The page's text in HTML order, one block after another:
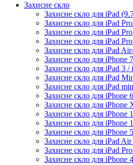
Захисне скло
Захисне скло для iPad
Захисне скло для iPad
Захисне скло для iPad
Захисне скло для iPad
Захисне скло для iPad
Захисне скло для iPhone
Захисне скло для iPad 3 /
Захисне скло для iPad
Захисне скло для iPad
Захисне скло для iPhone
Захисне скло для
Захисне скло для iPhone
Захисне скло для iPhone
Захисне скло для iPhone
Захисне скло для iPad
Захисне скло для iPad
Захисне скло для iPhone